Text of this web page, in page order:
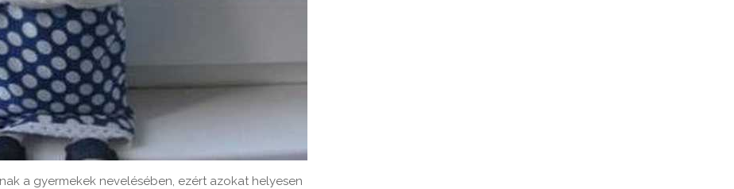
a gyermekek nevelésében, ezért azokat helyesen